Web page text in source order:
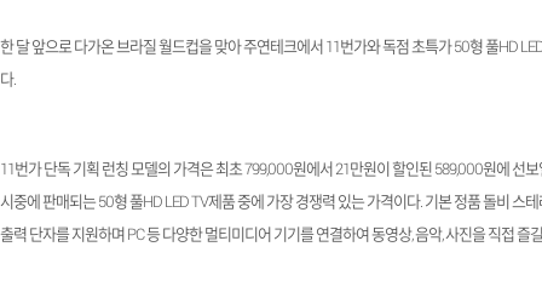
한 달 앞으로 다가온 브라질 월드컵을 맞아 주연테크에서11번가와 독점 초특가50형 풀HD
다.
11번가 단독 기획 런칭 모델의 가격은 최초799,000원에서21만원이 할인된589,000원에 선
시중에 판매되는50형 풀HD LED TV제품 중에 가장 경쟁력 있는 가격이다.기본 정품 돌비 스
출력 단자를 지원하며PC등 다양한 멀티미디어 기기를 연결하여 동영상,음악,사진을 직접 즐